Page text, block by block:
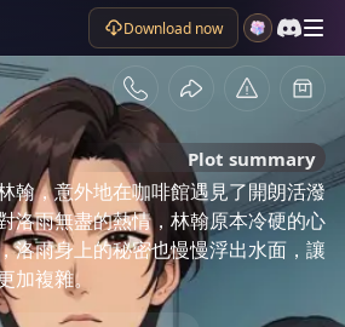
Download now
Plot summary
翰，意外地在咖啡館遇見了開朗活潑
洛雨無盡的熱情，林翰原本冷硬的心
洛雨身上的秘密也慢慢浮出水面，讓
加複雜。